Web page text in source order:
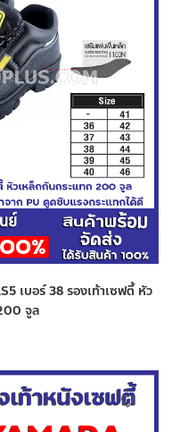
เบอร์ 38 รองเท้าเซฟตี้ หัว
จูล